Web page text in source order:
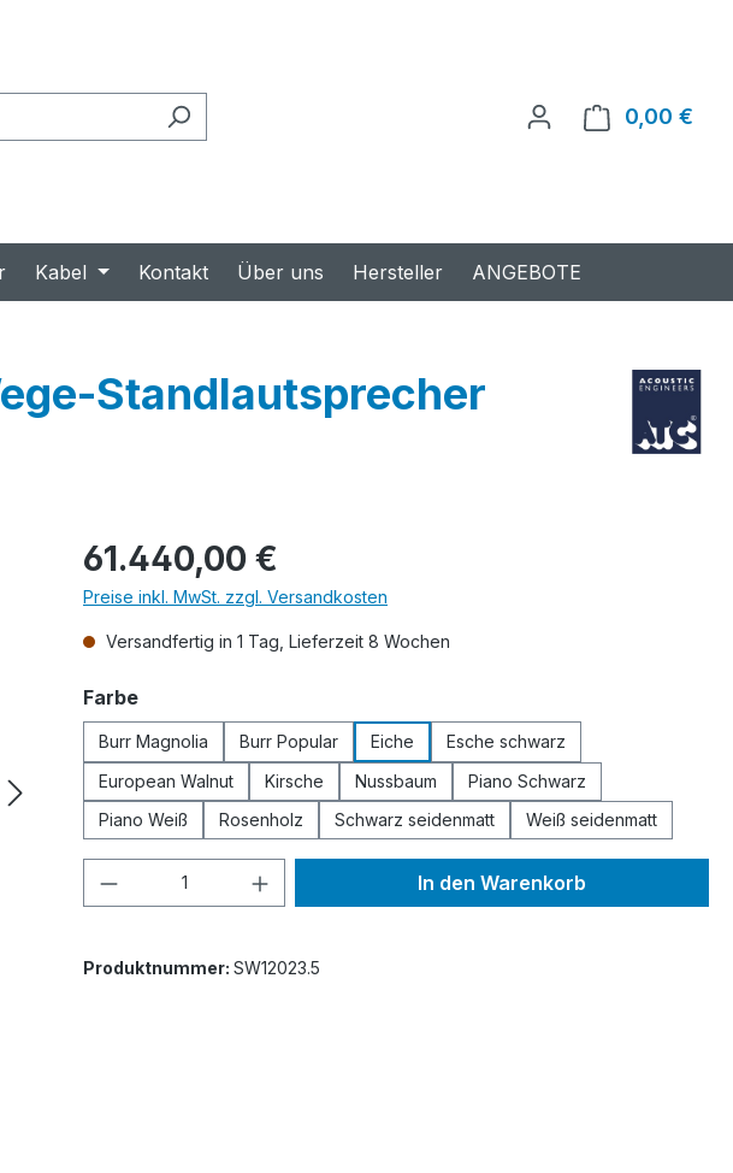
0,00 €
Kabel Kontakt Über uns Hersteller ANGEBOTE
Standlautsprecher
Regulärer Preis:
61.440,00 €
Preise inkl. MwSt. zzgl. Versandkosten
Versandfertig in 1 Tag, Lieferzeit 8 Wochen
Farbeauswählen
Burr Magnolia Burr Popular Eiche
Esche schwarz
European Walnut
Kirsche Nussbaum
Piano Schwarz
Piano Weiß
Rosenholz Schwarz seidenmatt Weiß seidenmatt
Produkt Anzahl: Gib den gewünschten Wert
In den Warenkorb
Produktnummer: SW12023.5